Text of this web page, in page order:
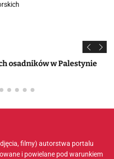
osadników w Palestynie
filmy) autorstwa portalu
i powielane pod warunkiem